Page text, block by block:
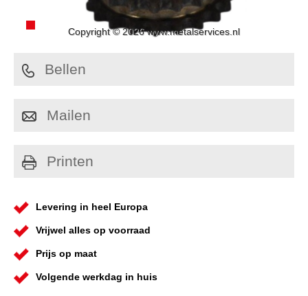
Copyright © 2026 www.metalservices.nl
Bellen
Mailen
Printen
Levering in heel Europa
Vrijwel alles op voorraad
Prijs op maat
Volgende werkdag in huis